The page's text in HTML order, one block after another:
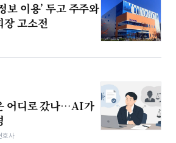
보 이용’ 두고 주주와
장 고소전
어디로 갔나…AI가
호사